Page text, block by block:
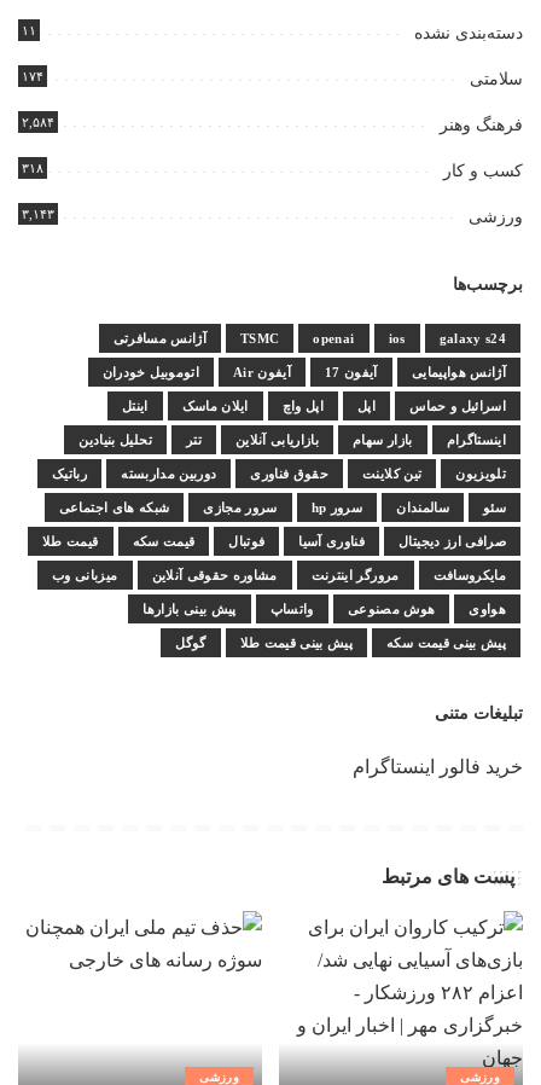
دسته‌بندی نشده ۱۱
سلامتی ۱۷۴
فرهنگ وهنر ۲,۵۸۴
کسب و کار ۳۱۸
ورزشی ۳,۱۴۳
برچسب‌ها
galaxy s24
ios
openai
TSMC آژانس مسافرتی
آژانس هواپیمایی آیفون 17 آیفون Air اتوموبیل خودران
اسرائیل و حماس اپل اپل واچ ایلان ماسک اینتل
اینستاگرام بازار سهام بازاریابی آنلاین تتر تحلیل بنیادین
تلویزیون تین کلاینت حقوق فناوری دوربین مداربسته رباتیک
سئو سالمندان سرور hp سرور مجازی شبکه های اجتماعی
صرافی ارز دیجیتال فناوری آسیا فوتبال قیمت سکه قیمت طلا
مایکروسافت مرورگر اینترنت مشاوره حقوقی آنلاین میزبانی وب
هواوی هوش مصنوعی واتساپ پیش بینی بازارها
پیش بینی قیمت سکه پیش بینی قیمت طلا گوگل
تبلیغات متنی
خرید فالور اینستاگرام
پست های مرتبط
ورزشی ورزشی